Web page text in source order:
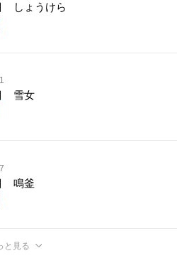
しょうけら
雪女
鳴釜
と見る